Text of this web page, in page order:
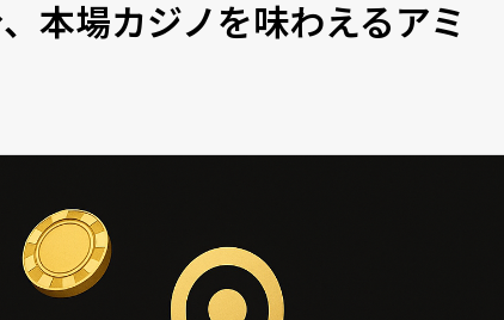
本場カジノを味わえるアミ